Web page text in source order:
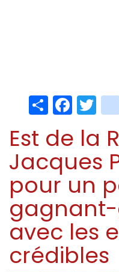
Share
Est de la
Jacques
pour un
avec les
crédibles